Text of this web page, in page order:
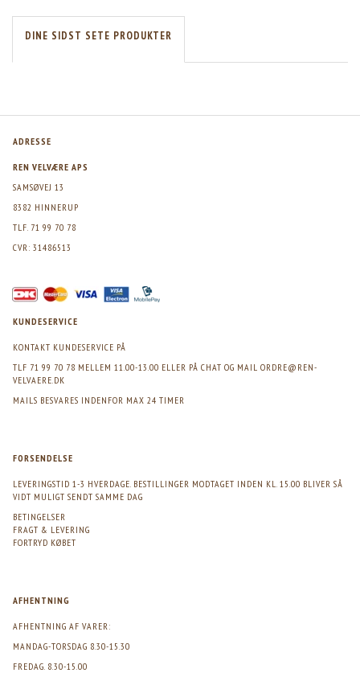
DINE SIDST SETE PRODUKTER
ADRESSE
REN VELVÆRE APS
SAMSØVEJ 13
8382 HINNERUP
TLF. 71 99 70 78
CVR: 31486513
KUNDESERVICE
KONTAKT KUNDESERVICE PÅ
TLF 71 99 70 78 MELLEM 11.00-13.00 ELLER PÅ CHAT OG MAIL ORDRE@REN-
VELVAERE.DK
MAILS BESVARES INDENFOR MAX 24 TIMER
FORSENDELSE
LEVERINGSTID 1-3 HVERDAGE. BESTILLINGER MODTAGET INDEN KL. 15.00 BLIVER SÅ
VIDT MULIGT SENDT SAMME DAG
BETINGELSER
FRAGT & LEVERING
FORTRYD KØBET
AFHENTNING
AFHENTNING AF VARER:
MANDAG-TORSDAG 8.30-15.30
FREDAG. 8.30-15.00